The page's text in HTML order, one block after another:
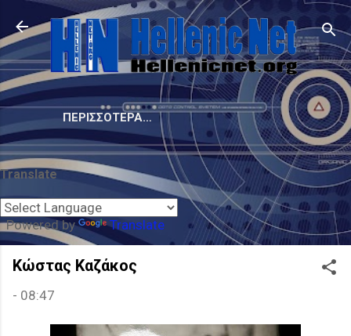
Μετάβαση στο κύριο περιεχόμενο
ΠΕΡΙΣΣΌΤΕΡΑ…
Translate
Powered by Translate
Κώστας Καζάκος
- 08:47